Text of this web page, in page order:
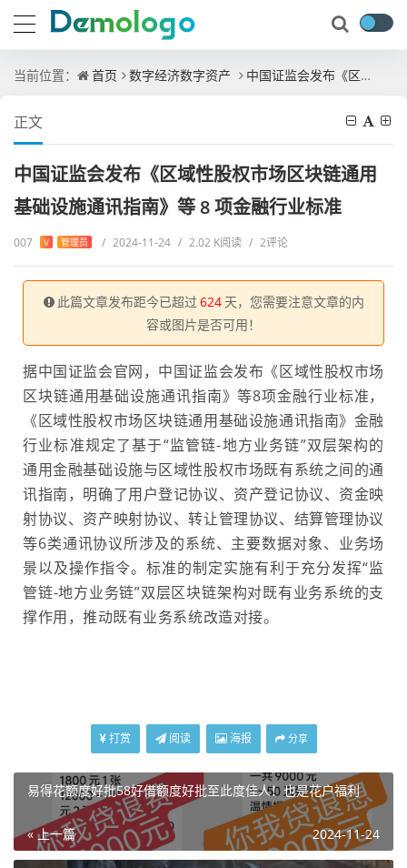
当前位置： 首页 数字经济数字资产 中国证监会发布《区域性股权市场区块链通用基础设施通讯指南》等 8 项金融行业标准
正文
中国证监会发布《区域性股权市场区块链通用
基础设施通讯指南》等 8 项金融行业标准
007 V 管理员 / 2024-11-24 / 2.02 K阅读 / 2评论
此篇文章发布距今已超过 624 天，您需要注意文章的内
容或图片是否可用！
据中国证监会官网，中国证监会发布《区域性股权市场
区块链通用基础设施通讯指南》等8项金融行业标准，
《区域性股权市场区块链通用基础设施通讯指南》金融
行业标准规定了基于“监管链-地方业务链”双层架构的
通用金融基础设施与区域性股权市场既有系统之间的通
讯指南，明确了用户登记协议、资产登记协议、资金映
射协议、资产映射协议、转让管理协议、结算管理协议
等6类通讯协议所涉及的系统、主要数据对象、业务场
景以及操作指令。标准的制定实施有利于充分发挥“监
管链-地方业务链”双层区块链架构对既有业务系统的支
撑作用，推动既有业务系统改造对接。
打赏 阅读 海报 分享
易得花额度好批58好借额度好批至此度佳人！也是花户福利
« 上一篇 2024-11-24